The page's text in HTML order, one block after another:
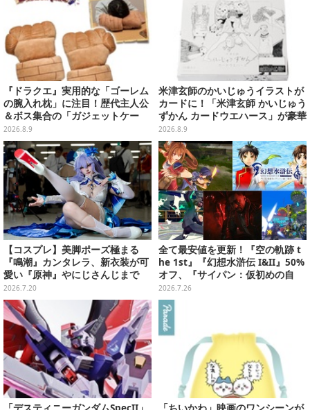
『ドラクエ』実用的な「ゴーレム
の腕入れ枕」に注目！歴代主人公
＆ボス集合の「ガジェットケー
ス」ほか9プライズが続々展開
2026.8.9
米津玄師のかいじゅうイラストが
カードに！「米津玄師 かいじゅう
ずかん カードウエハース」が豪華
ラインナップ
2026.8.9
【コスプレ】美脚ポーズ極まる
『鳴潮』カンタレラ、新衣装が可
愛い『原神』やにじさんじまで
「アコスタ池袋」美麗レイヤー11
選【写真50枚】
2026.7.20
全て最安値を更新！『空の軌跡 t
he 1st』『幻想水滸伝 I&II』50%
オフ、『サイパン：仮初めの自
由』は40%オフ─あの“ストリップ
ACT”もお手頃価格に【eショッ
プ・PS Storeのお薦めセール】
2026.7.26